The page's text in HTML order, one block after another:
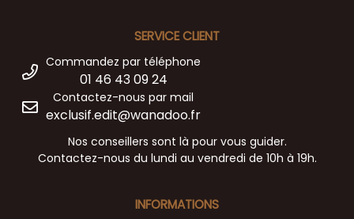
SERVICE CLIENT
Commandez par téléphone
01 46 43 09 24
Contactez-nous par mail
exclusif.edit@wanadoo.fr
Nos conseillers sont là pour vous guider.
Contactez-nous du lundi au vendredi de 10h à 19h.
INFORMATIONS